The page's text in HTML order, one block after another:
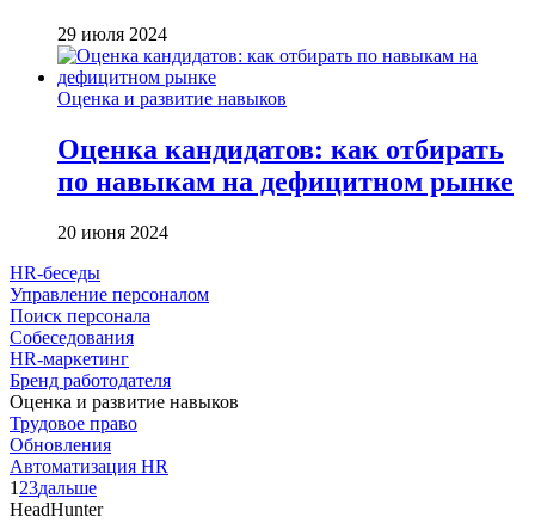
29 июля 2024
Оценка и развитие навыков
Оценка кандидатов: как отбирать
по навыкам на дефицитном рынке
20 июня 2024
HR-беседы
Управление персоналом
Поиск персонала
Собеседования
HR-маркетинг
Бренд работодателя
Оценка и развитие навыков
Трудовое право
Обновления
Автоматизация HR
1 23дальше
HeadHunter